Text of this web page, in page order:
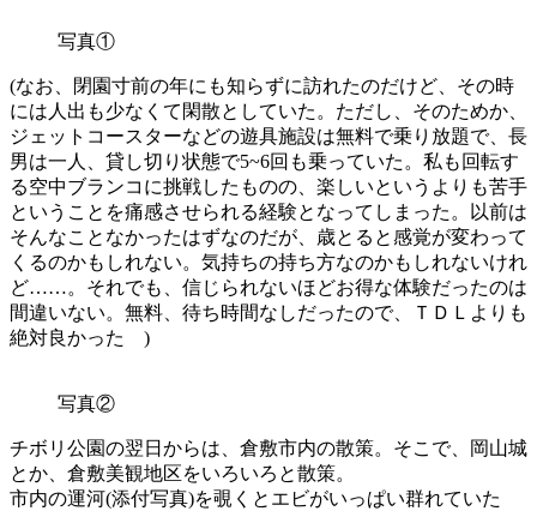
写真①
(なお、閉園寸前の年にも知らずに訪れたのだけど、その時
には人出も少なくて閑散としていた。ただし、そのためか、
ジェットコースターなどの遊具施設は無料で乗り放題で、長
男は一人、貸し切り状態で5~6回も乗っていた。私も回転す
る空中ブランコに挑戦したものの、楽しいというよりも苦手
ということを痛感させられる経験となってしまった。以前は
そんなことなかったはずなのだが、歳とると感覚が変わって
くるのかもしれない。気持ちの持ち方なのかもしれないけれ
ど……。それでも、信じられないほどお得な体験だったのは
間違いない。無料、待ち時間なしだったので、ＴＤＬよりも
絶対良かった )
写真②
チボリ公園の翌日からは、倉敷市内の散策。そこで、岡山城
とか、倉敷美観地区をいろいろと散策。
市内の運河(添付写真)を覗くとエビがいっぱい群れていた